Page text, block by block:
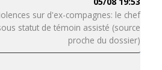
sur d'ex-compagnes: le chef
statut de témoin assisté (source
proche du dossier)